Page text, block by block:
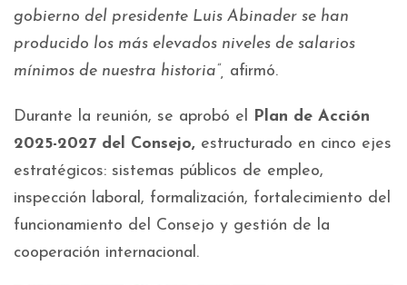
gobierno del presidente Luis Abinader se han
producido los más elevados niveles de salarios
mínimos de nuestra historia”,
afirmó.
Durante la reunión, se aprobó el Plan de Acción
2025-2027 del Consejo, estructurado en cinco ejes
estratégicos: sistemas públicos de empleo,
inspección laboral, formalización, fortalecimiento del
funcionamiento del Consejo y gestión de la
cooperación internacional.